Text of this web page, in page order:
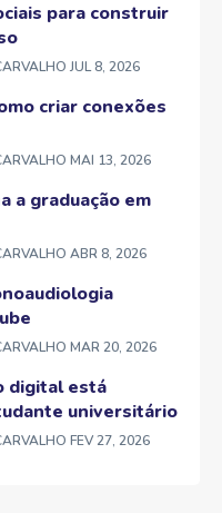
para construir
JUL 8, 2026
criar conexões
MAI 13, 2026
a graduação em
ABR 8, 2026
MAR 20, 2026
digital está
universitário
FEV 27, 2026